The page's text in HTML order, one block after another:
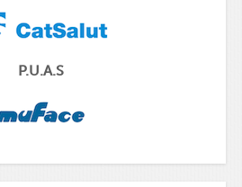
P.U.A.S